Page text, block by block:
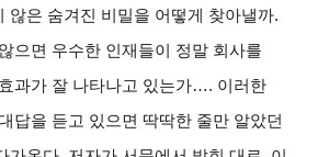
않은 숨겨진 비밀을 어떻게 찾아낼까.
으면 우수한 인재들이 정말 회사를
과가 잘 나타나고 있는가…. 이러한
답을 듣고 있으면 딱딱한 줄만 알았던